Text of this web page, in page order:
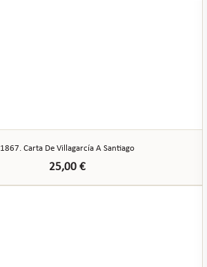
1867. Carta De Villagarcía A Santiago
25,00 €